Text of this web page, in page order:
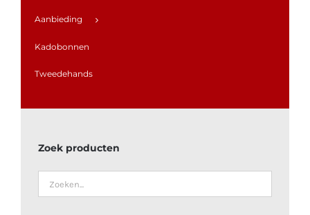
Aanbieding
Kadobonnen
Tweedehands
Zoek producten